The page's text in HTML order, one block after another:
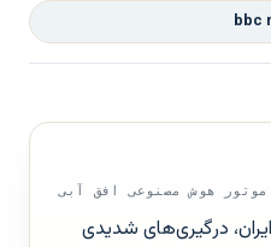
bbc
هوش مصنوعی افق آبی
درگیری‌های شدیدی